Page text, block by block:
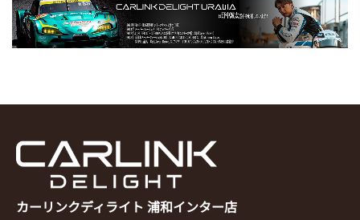
カーリンクディライト 浦和インター店